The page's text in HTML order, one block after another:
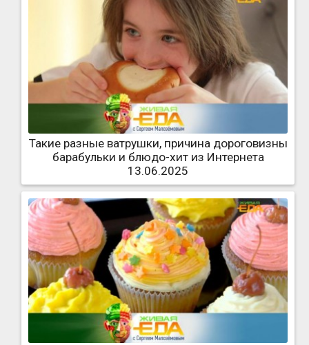
Такие разные ватрушки, причина дороговизны
барабульки и блюдо-хит из Интернета
13.06.2025